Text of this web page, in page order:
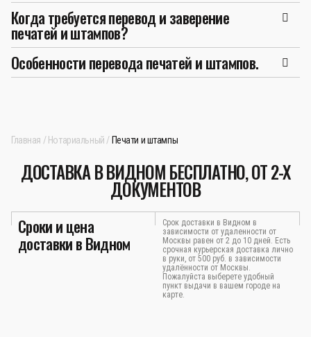
Когда требуется перевод и заверение
печатей и штампов?
Особенности перевода печатей и штампов.
Главная Нотариальный Печати и штампы
ДОСТАВКА В ВИДНОМ БЕСПЛАТНО, ОТ 2-Х
ДОКУМЕНТОВ
Сроки и цена
доставки в Видном
Срок доставки в Видном в
зависимости от удаленности от
Москвы равен от 2 до 10 дней. Есть
срочная курьерская доставка лично
в руки, от 500 руб. в зависимости
удалённости от Москвы.
Пожалуйста выберете удобный
пункт выдачи в вашем городе на
карте.